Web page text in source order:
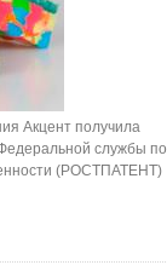
Акцент получила
службы по
(РОСТПАТЕНТ)